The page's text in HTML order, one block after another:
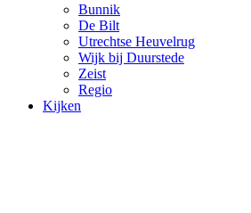
Bunnik
De Bilt
Utrechtse Heuvelrug
Wijk bij Duurstede
Zeist
Regio
Kijken